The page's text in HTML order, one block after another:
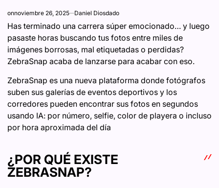
onnoviembre 26, 2025 Daniel Diosdado
Has terminado una carrera súper emocionado… y luego
pasaste horas buscando tus fotos entre miles de
imágenes borrosas, mal etiquetadas o perdidas?
ZebraSnap acaba de lanzarse para acabar con eso.
ZebraSnap es una nueva plataforma donde fotógrafos
suben sus galerías de eventos deportivos y los
corredores pueden encontrar sus fotos en segundos
usando IA: por número, selfie, color de playera o incluso
por hora aproximada del día
¿POR QUÉ EXISTE
ZEBRASNAP?